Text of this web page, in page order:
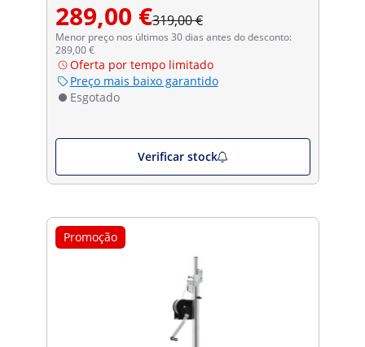
289,00 €319,00 €
Menor preço nos últimos 30 dias antes do desconto:
289,00 €
Oferta por tempo limitado
Preço mais baixo garantido
Esgotado
Verificar stock
Promoção